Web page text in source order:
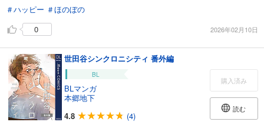
＃ハッピー ＃ほのぼの
0
2026年02月10日
世田谷シンクロニシティ 番外編
BL
BLマンガ
本郷地下
4.8
(4)
購入済み
読む